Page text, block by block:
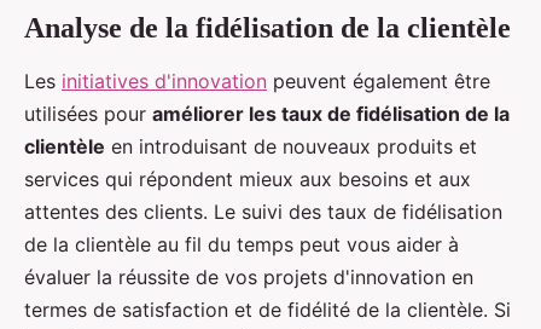
Analyse de la fidélisation de la clientèle
Les initiatives d'innovation peuvent également être
utilisées pour améliorer les taux de fidélisation de la
clientèle en introduisant de nouveaux produits et
services qui répondent mieux aux besoins et aux
attentes des clients. Le suivi des taux de fidélisation
de la clientèle au fil du temps peut vous aider à
évaluer la réussite de vos projets d'innovation en
termes de satisfaction et de fidélité de la clientèle. Si